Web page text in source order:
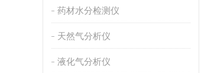
药材水分检测仪
天然气分析仪
液化气分析仪